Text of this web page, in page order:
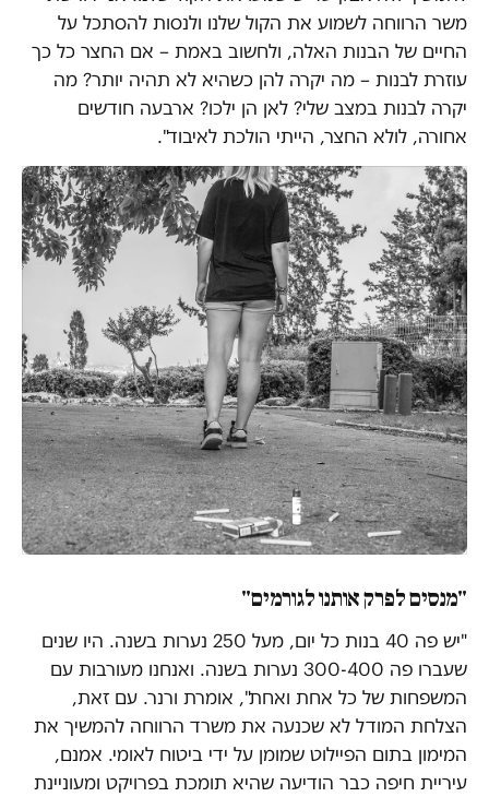
משר הרווחה לשמוע את הקול שלנו ולנסות להסתכל על
החיים של הבנות האלה, ולחשוב באמת – אם החצר כל כך
עוזרת לבנות – מה יקרה להן כשהיא לא תהיה יותר? מה
יקרה לבנות במצב שלי? לאן הן ילכו? ארבעה חודשים
אחורה, לולא החצר, הייתי הולכת לאיבוד".
"מנסים לפרק אותנו לגורמים"
"יש פה 40 בנות כל יום, מעל 250 נערות בשנה. היו שנים
שעברו פה 300-400 נערות בשנה. ואנחנו מעורבות עם
המשפחות של כל אחת ואחת", אומרת ורנר. עם זאת,
הצלחת המודל לא שכנעה את משרד הרווחה להמשיך את
המימון בתום הפיילוט שמומן על ידי ביטוח לאומי. אמנם,
עיריית חיפה כבר הודיעה שהיא תומכת בפרויקט ומעוניינת